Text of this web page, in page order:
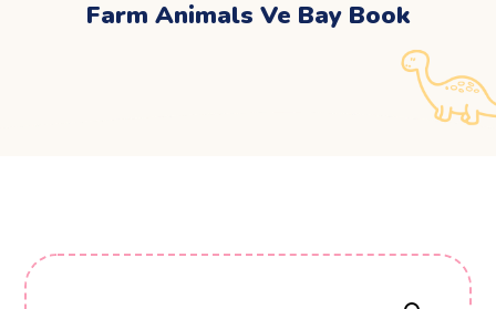
Farm Animals Ve Bay Book